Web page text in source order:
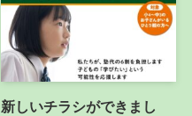
新しいチラシができまし